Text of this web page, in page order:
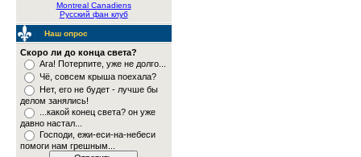
Montreal Canadiens
Русский фан клуб
Наш опрос
Скоро ли до конца света?
Ага! Потерпите, уже не долго...
Чё, совсем крыша поехала?
Нет, его не будет - лучше бы
делом занялись!
...какой конец света? он уже
давно настал...
Господи, ежи-еси-на-небеси
помоги нам грешным...